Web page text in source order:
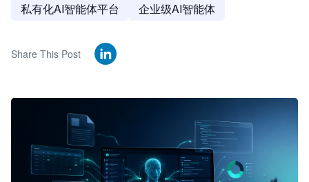
私有化AI智能体平台
企业级AI智能体
Share This Post